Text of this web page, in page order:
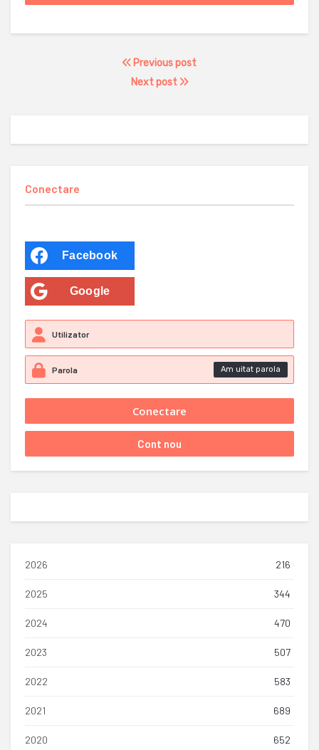
Previous post
Next post
Conectare
Facebook
Google
Am uitat parola
2026 216
2025 344
2024 470
2023 507
2022 583
2021 689
2020 652